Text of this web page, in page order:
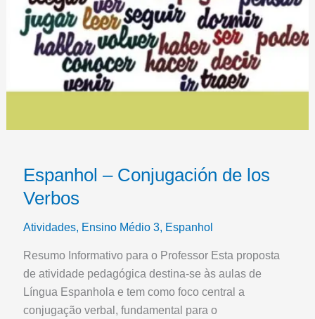
Espanhol – Conjugación de los
Verbos
Atividades, Ensino Médio 3, Espanhol
Resumo Informativo para o Professor Esta proposta
de atividade pedagógica destina-se às aulas de
Língua Espanhola e tem como foco central a
conjugação verbal, fundamental para o